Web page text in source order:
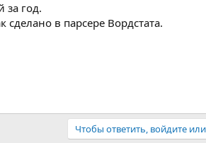
за год.
сделано в парсере Вордстата.
Чтобы ответить, войдите